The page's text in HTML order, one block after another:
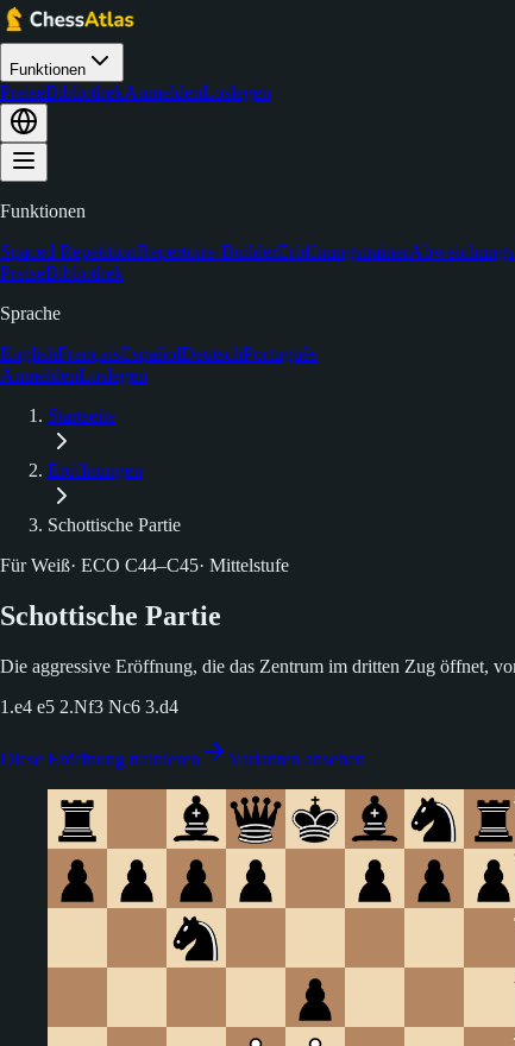
Funktionen
PreiseBibliothekAnmeldenLoslegen
Funktionen
Spaced RepetitionRepertoire-BuilderEröffnungstrainer
PreiseBibliothek
Sprache
EnglishFrançaisEspañolDeutschPortuguês
AnmeldenLoslegen
Startseite
Eröffnungen
Schottische Partie
Für Weiß· ECO C44–C45· Mittelstufe
Schottische Partie
Die aggressive Eröffnung, die das Zentrum im dritten Zug öffnet,
1.e4 e5 2.Nf3 Nc6 3.d4
Diese Eröffnung trainieren Varianten ansehen